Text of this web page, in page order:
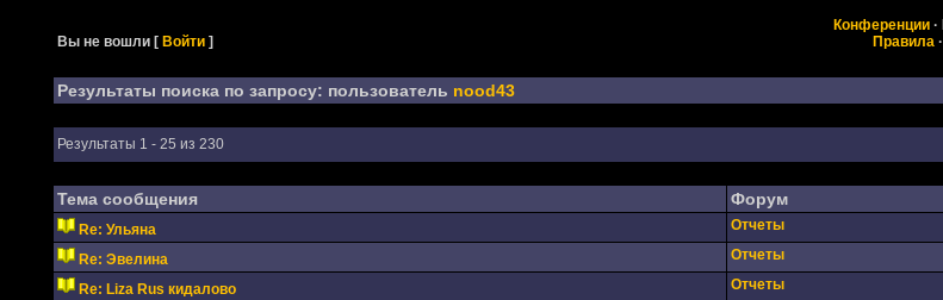
Вы не вошли [Войти ]
Конференции·
Правила ·
Результаты поиска по запросу: пользователь nood43
Результаты 1 - 25 из 230
Тема сообщения Форум
Re: Ульяна Отчеты
Re: Эвелина Отчеты
Re: Liza Rus кидалово Отчеты